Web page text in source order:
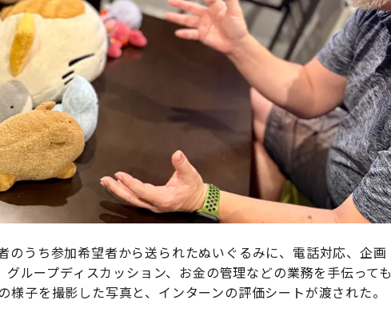
のうち参加希望者から送られたぬいぐるみに、電話対応、企画
ループディスカッション、お金の管理などの業務を手伝っても
子を撮影した写真と、インターンの評価シートが渡された。